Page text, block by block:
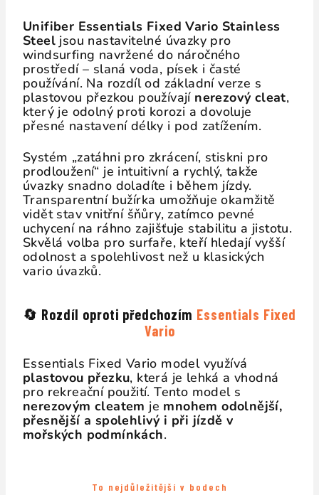
Unifiber Essentials Fixed Vario Stainless
Steel jsou nastavitelné úvazky pro
windsurfing navržené do náročného
prostředí – slaná voda, písek i časté
používání. Na rozdíl od základní verze s
plastovou přezkou používají nerezový cleat,
který je odolný proti korozi a dovoluje
přesné nastavení délky i pod zatížením.
Systém „zatáhni pro zkrácení, stiskni pro
prodloužení“ je intuitivní a rychlý, takže
úvazky snadno doladíte i během jízdy.
Transparentní bužírka umožňuje okamžitě
vidět stav vnitřní šňůry, zatímco pevné
uchycení na ráhno zajišťuje stabilitu a jistotu.
Skvělá volba pro surfaře, kteří hledají vyšší
odolnost a spolehlivost než u klasických
vario úvazků.
🔄 Rozdíl oproti předchozím Essentials Fixed
Vario
Essentials Fixed Vario model využívá
plastovou přezku, která je lehká a vhodná
pro rekreační použití. Tento model s
nerezovým cleatem je mnohem odolnější,
přesnější a spolehlivý i při jízdě v
mořských podmínkách.
To nejdůležitější v bodech